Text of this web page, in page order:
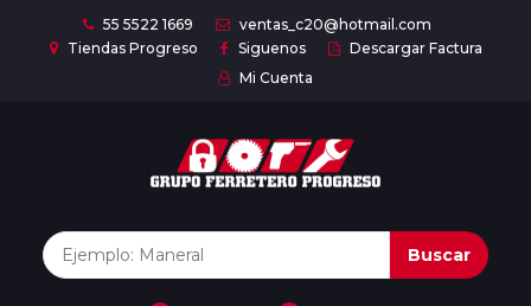
55 5522 1669
ventas_c20@hotmail.com
Tiendas Progreso
Siguenos
Descargar Factura
Mi Cuenta
Buscar
Marcas